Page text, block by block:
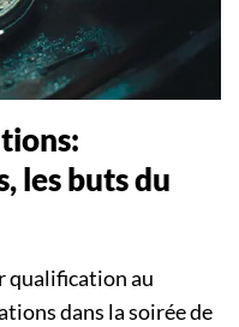
les buts du
qualification au
dans la soirée de